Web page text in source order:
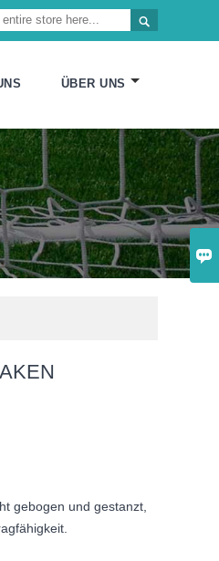


ÜBER UNS
gebogen und gestanzt,